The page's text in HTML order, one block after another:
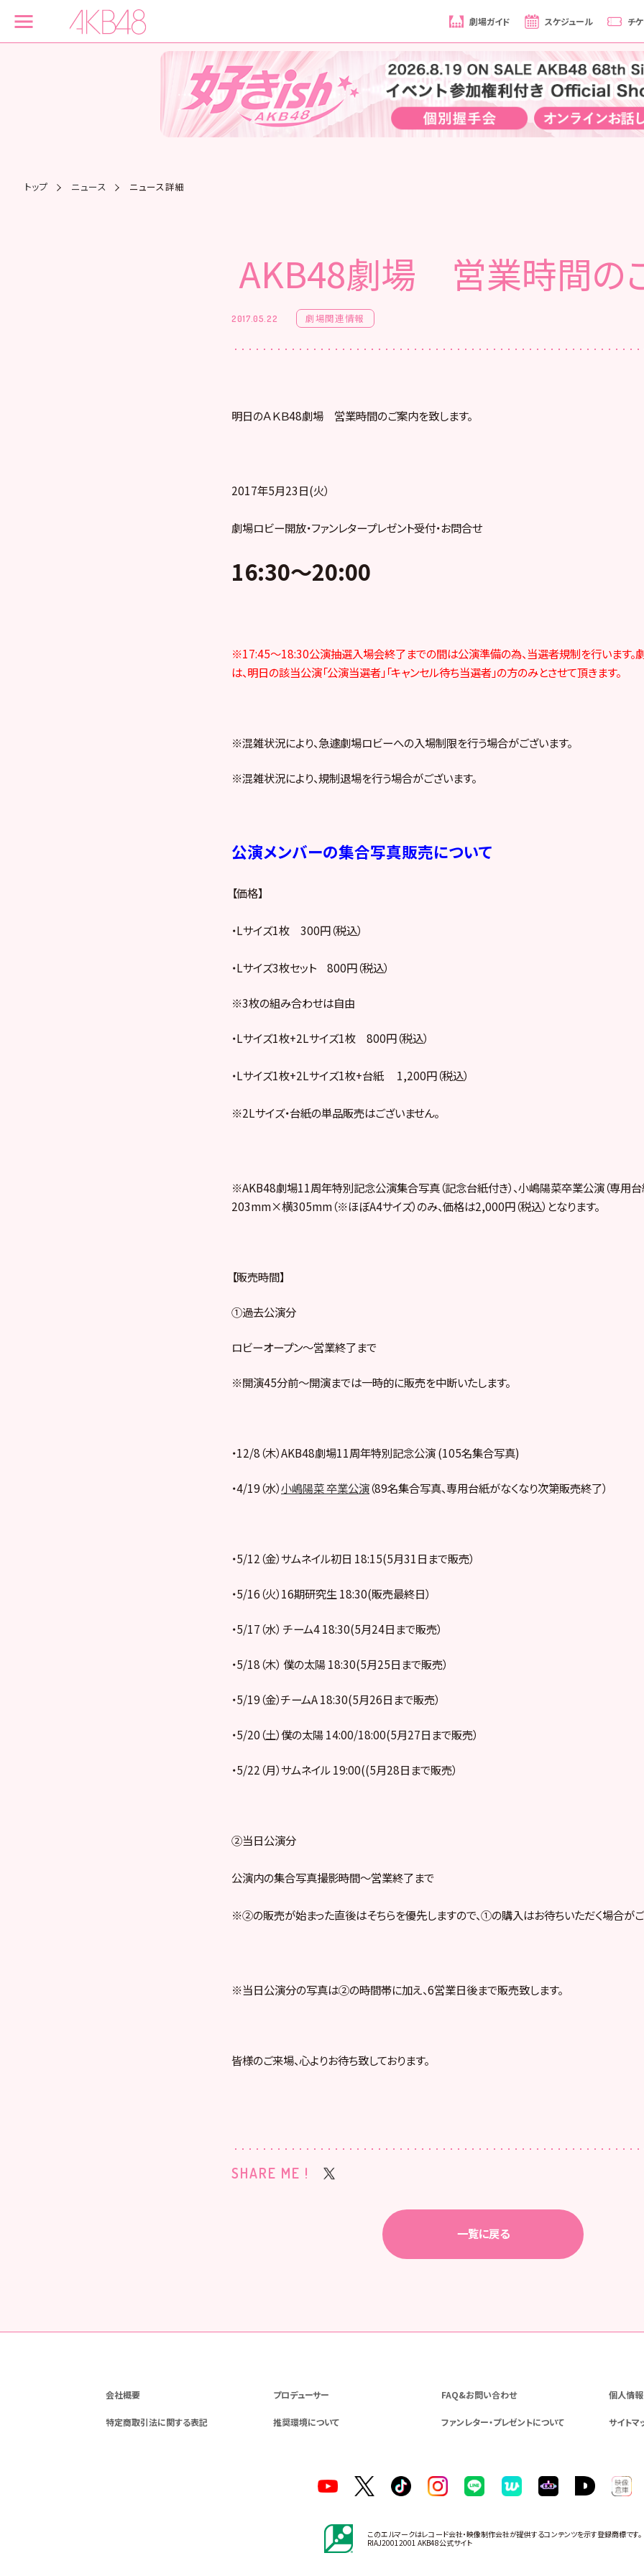
劇場ガイド スケジュール チ
トップ ニュース ニュース詳細
AKB48劇場 営業時間の
2017.05.22 劇場関連情報
明日のＡＫＢ48劇場 営業時間のご案内を致します。
2017年5月23日(火）
劇場ロビー開放・ファンレタープレゼント受付・お問合せ
16:30～20:00
※17:45～18:30公演抽選入場会終了までの間は公演準備の為、当選者規制を行います。
は、明日の該当公演「公演当選者」「キャンセル待ち当選者」の方のみとさせて頂きます。
※混雑状況により、急遽劇場ロビーへの入場制限を行う場合がございます。
※混雑状況により、規制退場を行う場合がございます。
公演メンバーの集合写真販売について
【価格】
・Lサイズ1枚 300円（税込）
・Lサイズ3枚セット 800円（税込）
※3枚の組み合わせは自由
・Lサイズ1枚+2Lサイズ1枚 800円（税込）
・Lサイズ1枚+2Lサイズ1枚+台紙 1,200円（税込）
※2Lサイズ・台紙の単品販売はございません。
※AKB48劇場11周年特別記念公演集合写真（記念台紙付き）、小嶋陽菜卒業公演（専用台
203mm×横305mm（※ほぼA4サイズ）のみ、価格は2,000円（税込）となります。
【販売時間】
①過去公演分
ロビーオープン～営業終了まで
※開演45分前～開演までは一時的に販売を中断いたします。
・12/8（木）AKB48劇場11周年特別記念公演 (105名集合写真)
・4/19（水）小嶋陽菜 卒業公演（89名集合写真、専用台紙がなくなり次第販売終了）
・5/12（金）サムネイル初日 18:15(5月31日まで販売）
・5/16（火）16期研究生 18:30(販売最終日）
・5/17（水） チーム4 18:30(5月24日まで販売）
・5/18（木） 僕の太陽 18:30(5月25日まで販売）
・5/19（金）チームA 18:30(5月26日まで販売）
・5/20（土）僕の太陽 14:00/18:00(5月27日まで販売）
・5/22（月）サムネイル 19:00((5月28日まで販売）
②当日公演分
公演内の集合写真撮影時間～営業終了まで
※②の販売が始まった直後はそちらを優先しますので、①の購入はお待ちいただく場合がご
※当日公演分の写真は②の時間帯に加え、6営業日後まで販売致します。
皆様のご来場、心よりお待ち致しております。
SHARE ME !
一覧に戻る
会社概要 プロデューサー FAQ&お問い合わせ 個人情
特定商取引法に関する表記 推奨環境について ファンレター・プレゼントについて サイトマ
このエルマークはレコード会社・映像制作会社が提供するコンテンツを示す登録商標です。
RIAJ20012001 AKB48公式サイト